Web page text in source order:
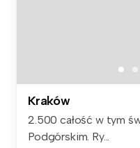
Kraków
2.500 całość w tym
Podgórskim. Ry...